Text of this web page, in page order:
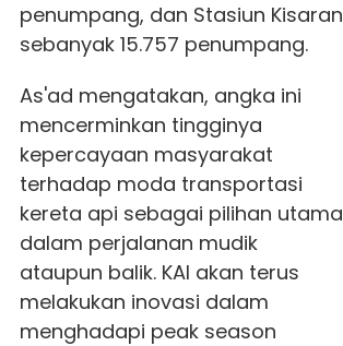
penumpang, dan Stasiun Kisaran
sebanyak 15.757 penumpang.
As'ad mengatakan, angka ini
mencerminkan tingginya
kepercayaan masyarakat
terhadap moda transportasi
kereta api sebagai pilihan utama
dalam perjalanan mudik
ataupun balik. KAI akan terus
melakukan inovasi dalam
menghadapi peak season